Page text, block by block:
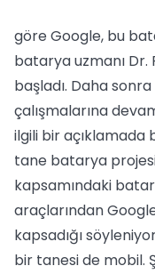
göre Google, bu
batarya uzmanı
başladı. Daha
çalışmalarına
ilgili bir açıklamada
tane batarya projesi
kapsamındaki
araçlarından
kapsadığı
bir tanesi de mobil.